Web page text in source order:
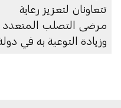
تتعاونان لتعزيز رعاية
مرضى التصلب المتعدد
وزيادة التوعية به في دولة